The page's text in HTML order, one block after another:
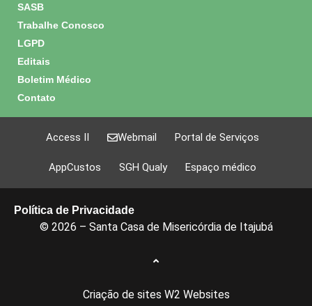
SASB
Trabalhe Conosco
LGPD
Editais
Boletim Médico
Contato
Access II Webmail Portal de Serviços
AppCustos SGH Qualy Espaço médico
Política de Privacidade
© 2026 – Santa Casa de Misericórdia de Itajubá
Criação de sites W2 Websites